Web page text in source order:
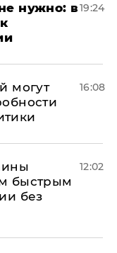
нужно: в19:24
могут
16:08
быстрым
без
12:02